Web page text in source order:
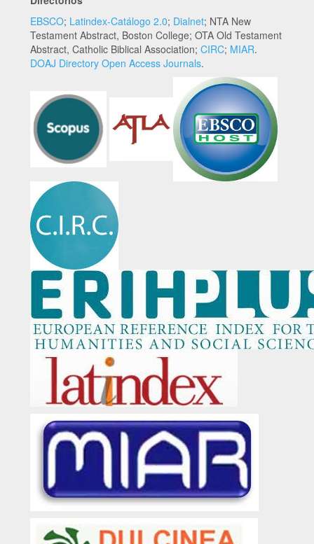
EBSCO; Latindex-Catálogo 2.0; Dialnet; NTA New
Testament Abstract, Boston College; OTA Old Testament
Abstract, Catholic Biblical Association; CIRC; MIAR.
DOAJ Directory Open Access Journals.